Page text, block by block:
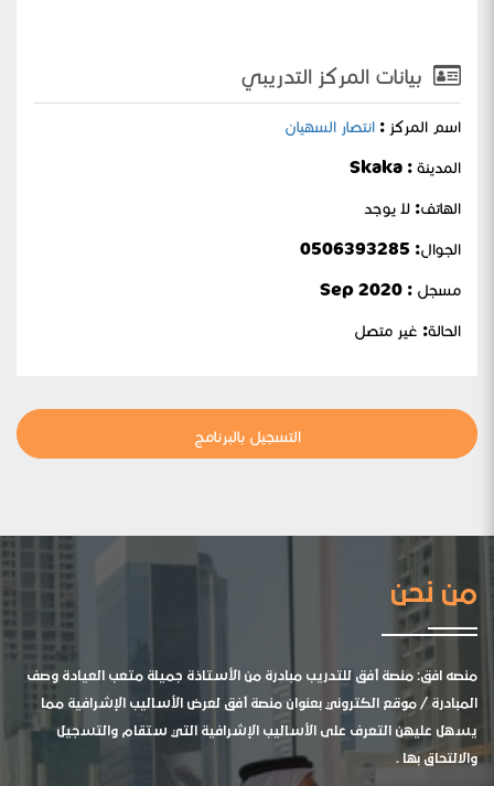
السهيان
بيانات المركز التدريبي
اسم المركز : انتصار السهيان
المدينة : Skaka
الهاتف: لا يوجد
الجوال:
مسجل : Sep 2020
الحالة: غير متصل
التسجيل بالبرنامج
من نحن
منصه افق: منصة أفق للتدريب مبادرة من الأستاذة جميلة متعب العيادة وصف
المبادرة / موقع الكتروني بعنوان منصة أفق لعرض الأساليب الإشرافية مما
يسهل عليهن التعرف على الأساليب الإشرافية التي ستقام والتسجيل
والالتحاق بها .